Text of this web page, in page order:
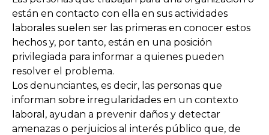
están en contacto con ella en sus actividades
laborales suelen ser las primeras en conocer estos
hechos y, por tanto, están en una posición
privilegiada para informar a quienes pueden
resolver el problema.
Los denunciantes, es decir, las personas que
informan sobre irregularidades en un contexto
laboral, ayudan a prevenir daños y detectar
amenazas o perjuicios al interés público que, de